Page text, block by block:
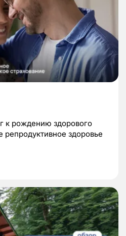
к рождению здорового
здоровье